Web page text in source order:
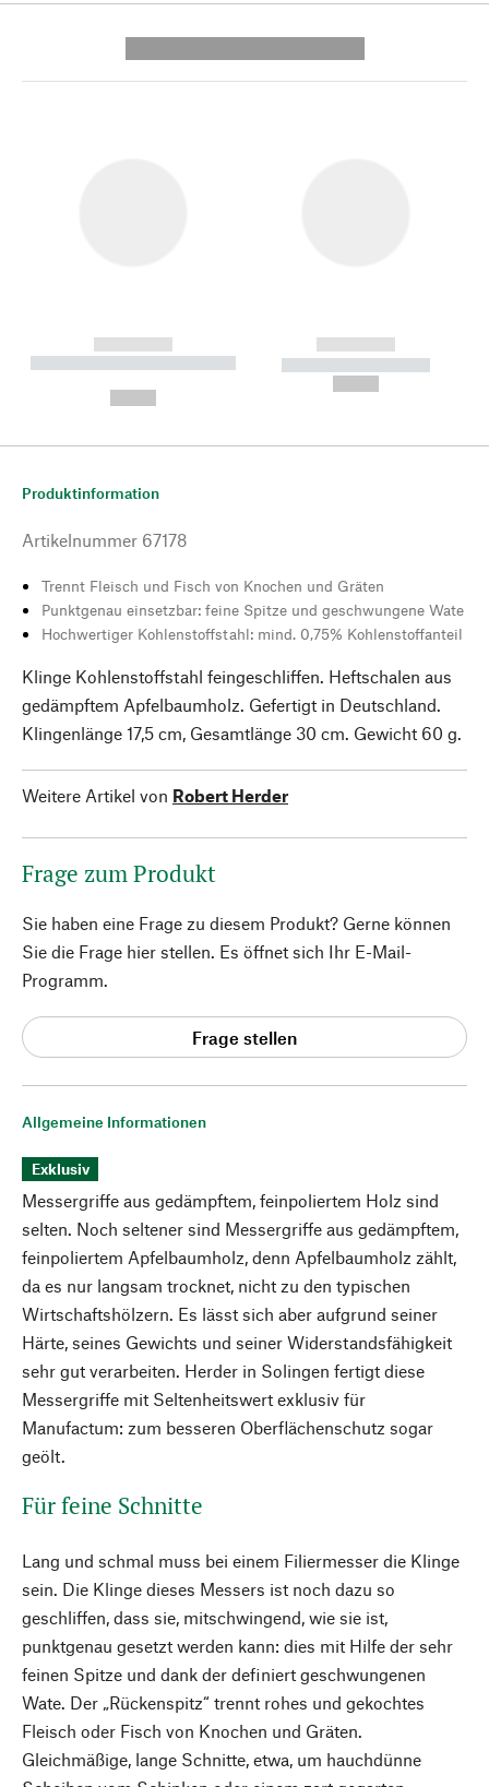
------------
----------- ----------- --------
------------
----------- -----------
Allgemeine Informationen
Exklusiv
Messergriffe aus gedämpftem, feinpoliertem Holz sind
selten. Noch seltener sind Messergriffe aus gedämpftem,
feinpoliertem Apfelbaumholz, denn Apfelbaumholz zählt,
da es nur langsam trocknet, nicht zu den typischen
Wirtschaftshölzern. Es lässt sich aber aufgrund seiner
Härte, seines Gewichts und seiner Widerstandsfähigkeit
sehr gut verarbeiten. Herder in Solingen fertigt diese
Messergriffe mit Seltenheitswert exklusiv für
Manufactum: zum besseren Oberflächenschutz sogar
geölt.
Für feine Schnitte
Lang und schmal muss bei einem Filiermesser die Klinge
sein. Die Klinge dieses Messers ist noch dazu so
geschliffen, dass sie, mitschwingend, wie sie ist,
punktgenau gesetzt werden kann: dies mit Hilfe der sehr
feinen Spitze und dank der definiert geschwungenen
Wate. Der „Rückenspitz“ trennt rohes und gekochtes
Fleisch oder Fisch von Knochen und Gräten.
Gleichmäßige, lange Schnitte, etwa, um hauchdünne
Produktinformation
Artikelnummer 67178
Trennt Fleisch und Fisch von Knochen und Gräten
Punktgenau einsetzbar: feine Spitze und geschwungene Wate
Hochwertiger Kohlenstoffstahl: mind. 0,75% Kohlenstoffanteil
Klinge Kohlenstoffstahl feingeschliffen. Heftschalen aus
gedämpftem Apfelbaumholz. Gefertigt in Deutschland.
Klingenlänge 17,5 cm, Gesamtlänge 30 cm. Gewicht 60 g.
Weitere Artikel von Robert Herder
Frage zum Produkt
Sie haben eine Frage zu diesem Produkt? Gerne können
Sie die Frage hier stellen. Es öffnet sich Ihr E-Mail-
Programm.
Frage stellen